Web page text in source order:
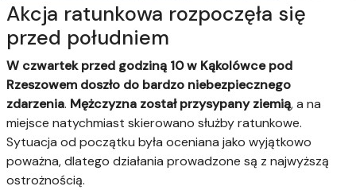
Akcja ratunkowa rozpoczęła się
przed południem
W czwartek przed godziną 10 w Kąkolówce pod
Rzeszowem doszło do bardzo niebezpiecznego
zdarzenia. Mężczyzna został przysypany ziemią, a na
miejsce natychmiast skierowano służby ratunkowe.
Sytuacja od początku była oceniana jako wyjątkowo
poważna, dlatego działania prowadzone są z najwyższą
ostrożnością.